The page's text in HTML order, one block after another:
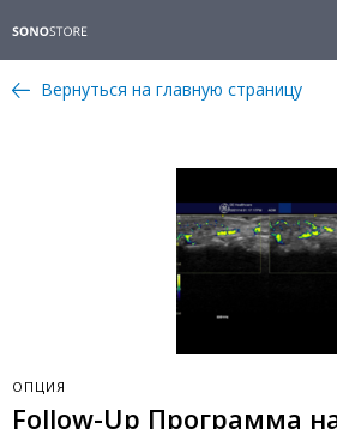
Вернуться на главную страницу
ОПЦИЯ
Follow-Up Программа